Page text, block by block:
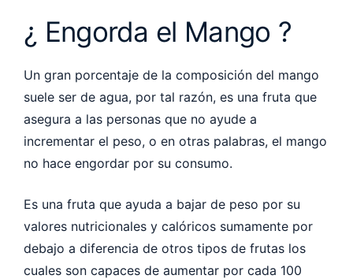
¿ Engorda el Mango ?
Un gran porcentaje de la composición del mango
suele ser de agua, por tal razón, es una fruta que
asegura a las personas que no ayude a
incrementar el peso, o en otras palabras, el mango
no hace engordar por su consumo.
Es una fruta que ayuda a bajar de peso por su
valores nutricionales y calóricos sumamente por
debajo a diferencia de otros tipos de frutas los
cuales son capaces de aumentar por cada 100